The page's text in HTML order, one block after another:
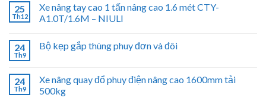
25
Th12
Xe nâng tay cao 1 tấn nâng cao 1.6 mét CTY-
A1.0T/1.6M – NIULI
24
Th9
Bộ kẹp gắp thùng phuy đơn và đôi
24
Th9
Xe nâng quay đổ phuy điện nâng cao 1600mm tải
500kg